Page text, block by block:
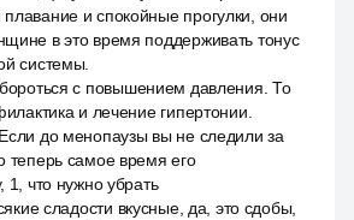
и спокойные прогулки, они
в это время поддерживать тонус
системы.
с повышением давления. То
и лечение гипертонии.
до менопаузы вы не следили за
теперь самое время его
что нужно убрать
сладости вкусные, да, это сдобы,